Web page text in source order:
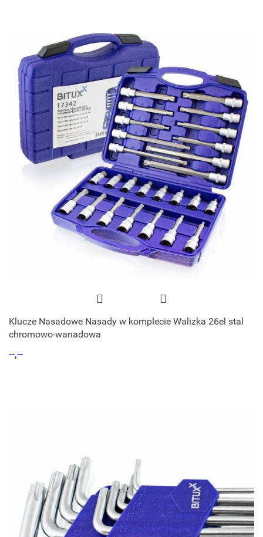
Klucze Nasadowe Nasady w komplecie Walizka 26el stal
chromowo-wanadowa
--,--